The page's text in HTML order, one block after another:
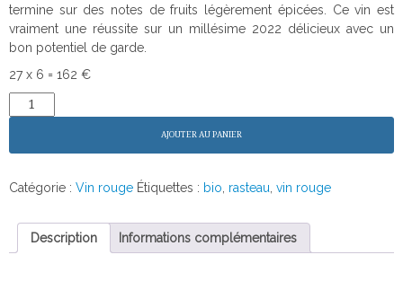
termine sur des notes de fruits légèrement épicées. Ce vin est
vraiment une réussite sur un millésime 2022 délicieux avec un
bon potentiel de garde.
27 x 6 = 162 €
quantité
de
Hermitage
rouge
Remizières
AJOUTER AU PANIER
Catégorie : Vin rouge Étiquettes : bio rasteau vin rouge
Description Informations complémentaires